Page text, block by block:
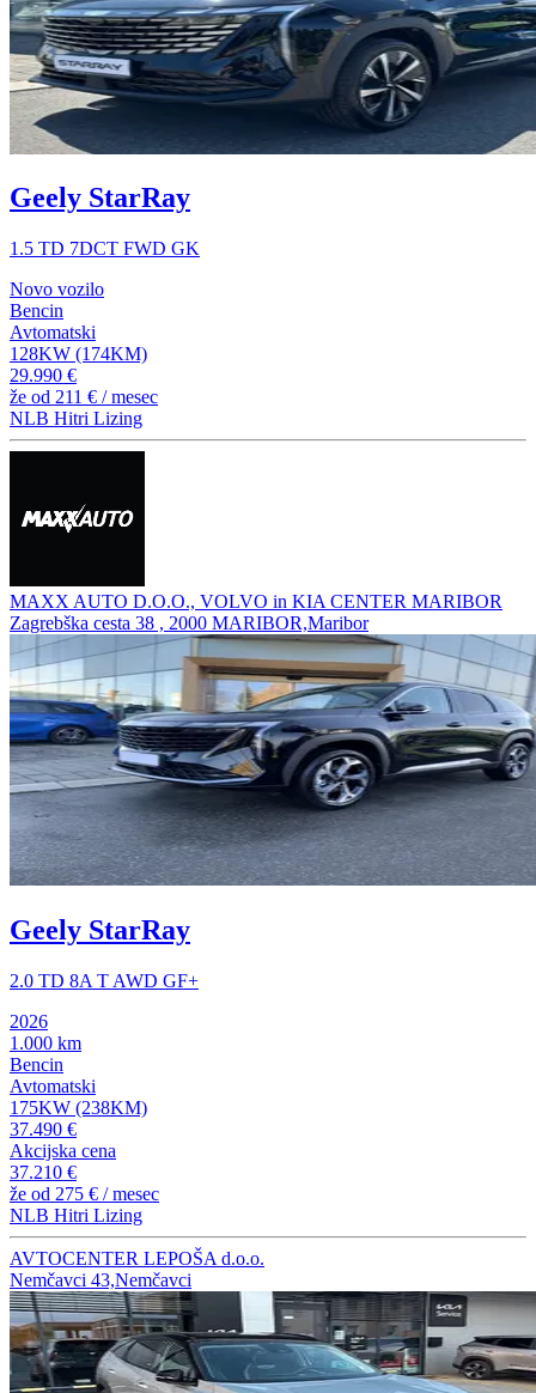
Geely StarRay
1.5 TD 7DCT FWD GK
Novo vozilo
Bencin
Avtomatski
128KW (174KM)
29.990 €
že od 211 € / mesec
NLB Hitri Lizing
MAXX AUTO D.O.O., VOLVO in KIA CENTER MARIBOR
Zagrebška cesta 38 , 2000 MARIBOR,Maribor
Geely StarRay
2.0 TD 8A T AWD GF+
2026
1.000 km
Bencin
Avtomatski
175KW (238KM)
37.490 €
Akcijska cena
37.210 €
že od 275 € / mesec
NLB Hitri Lizing
AVTOCENTER LEPOŠA d.o.o.
Nemčavci 43,Nemčavci